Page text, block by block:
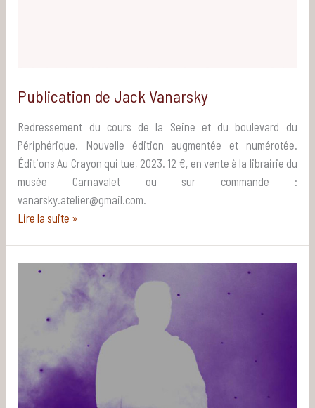
Publication de Jack Vanarsky
Redressement du cours de la Seine et du boulevard du
Périphérique. Nouvelle édition augmentée et numérotée.
Éditions Au Crayon qui tue, 2023. 12 €, en vente à la librairie du
musée Carnavalet ou sur commande :
vanarsky.atelier@gmail.com.
Publication
Vanarsky
Lire la suite »